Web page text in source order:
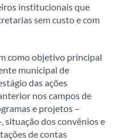
institucionais que
sem custo e com
como objetivo principal
municipal de
das ações
nos campos de
e projetos –
situação dos convênios e
de contas